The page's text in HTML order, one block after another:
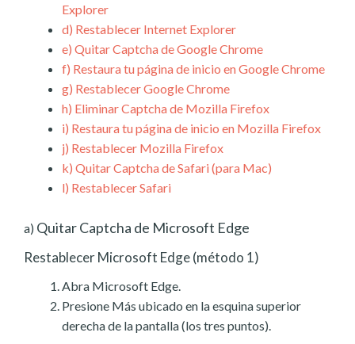
Explorer
d) Restablecer Internet Explorer
e) Quitar Captcha de Google Chrome
f) Restaura tu página de inicio en Google Chrome
g) Restablecer Google Chrome
h) Eliminar Captcha de Mozilla Firefox
i) Restaura tu página de inicio en Mozilla Firefox
j) Restablecer Mozilla Firefox
k) Quitar Captcha de Safari (para Mac)
l) Restablecer Safari
a) Quitar Captcha de Microsoft Edge
Restablecer Microsoft Edge (método 1)
Abra Microsoft Edge.
Presione Más ubicado en la esquina superior
derecha de la pantalla (los tres puntos).